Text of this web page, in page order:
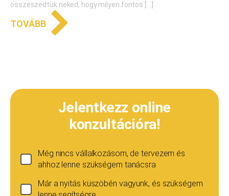
összeszedtük neked, hogy milyen fontos […]
TOVÁBB
Jelentkezz online
konzultációra!
Még nincs vállalkozásom, de tervezem és
ahhoz lenne szükségem tanácsra
Már a nyitás küszöbén vagyunk, és szükségem